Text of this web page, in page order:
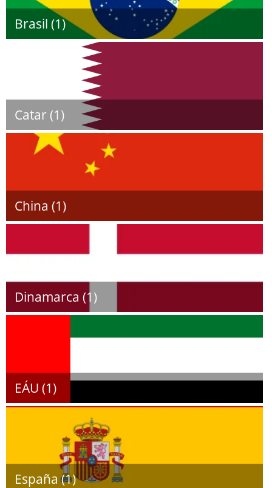
Brasil (1)
Catar (1)
China (1)
Dinamarca (1)
EÁU (1)
España (1)